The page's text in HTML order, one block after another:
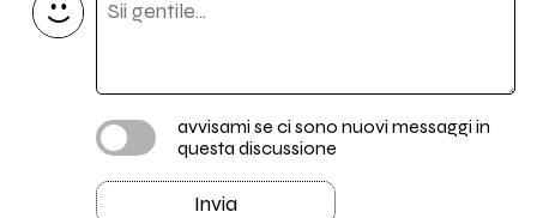
avvisami se ci sono nuovi messaggi in
questa discussione
Invia